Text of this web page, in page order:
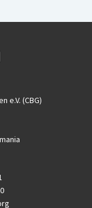
e.V. (CBG)